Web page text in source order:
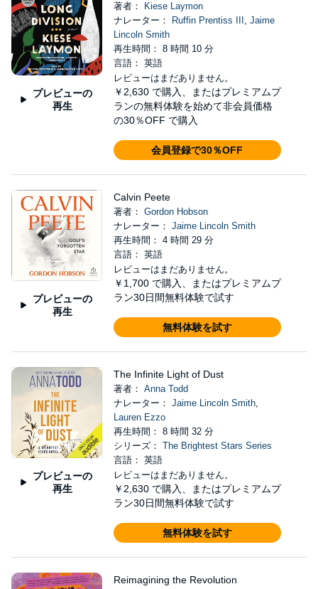
プレビューの
再生
著者：
Kiese Laymon
ナレーター：
Ruffin Prentiss III , Jaime
Lincoln Smith
再生時間： 8 時間 10 分
言語： 英語
レビューはまだありません。
￥2,630 で購入、またはプレミアムプ
ランの無料体験を始めて非会員価格
の30％OFF で購入
会員登録で30％OFF
プレビューの
再生
Calvin Peete
著者： Gordon Hobson
ナレーター： Jaime Lincoln Smith
再生時間： 4 時間 29 分
言語： 英語
レビューはまだありません。
￥1,700 で購入、またはプレミアムプ
ラン30日間無料体験で試す
無料体験を試す
プレビューの
再生
The Infinite Light of Dust
著者： Anna Todd
ナレーター： Jaime Lincoln Smith,
Lauren Ezzo
再生時間： 8 時間 32 分
シリーズ： The Brightest Stars Series
言語： 英語
レビューはまだありません。
￥2,630 で購入、またはプレミアムプ
ラン30日間無料体験で試す
無料体験を試す
Reimagining the Revolution